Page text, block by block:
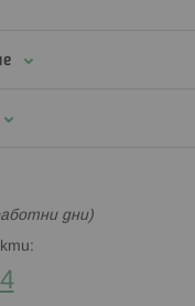
дни)